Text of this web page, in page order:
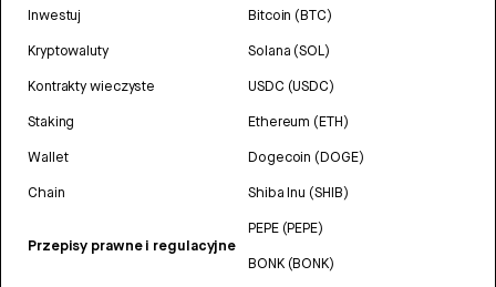
Inwestuj
Kryptowaluty
Kontrakty wieczyste
Staking
Wallet
Chain
Przepisy prawne i regulacyjne
Bitcoin (BTC)
Solana (SOL)
USDC (USDC)
Ethereum (ETH)
Dogecoin (DOGE)
Shiba Inu (SHIB)
PEPE (PEPE)
BONK (BONK)